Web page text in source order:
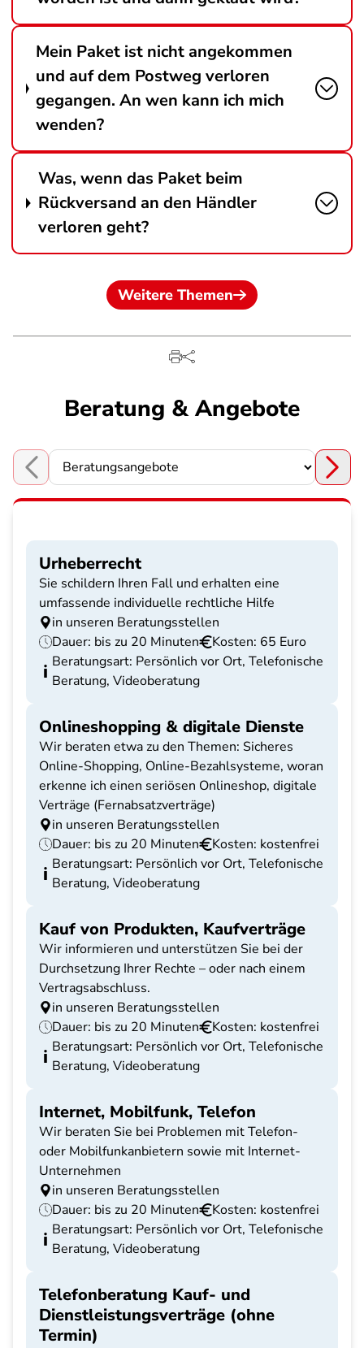
Mein Paket ist nicht angekommen
und auf dem Postweg verloren
gegangen. An wen kann ich mich
wenden?
Was, wenn das Paket beim
Rückversand an den Händler
verloren geht?
Weitere Themen
Beratung & Angebote
Choose a section
Urheberrecht
Sie schildern Ihren Fall und erhalten eine
umfassende individuelle rechtliche Hilfe
in unseren Beratungsstellen
Dauer: bis zu 20 Minuten
Kosten: 65 Euro
Beratungsart: Persönlich vor Ort, Telefonische
Beratung, Videoberatung
Onlineshopping & digitale Dienste
Wir beraten etwa zu den Themen: Sicheres
Online-Shopping, Online-Bezahlsysteme, woran
erkenne ich einen seriösen Onlineshop, digitale
Verträge (Fernabsatzverträge)
in unseren Beratungsstellen
Dauer: bis zu 20 Minuten
Kosten: kostenfrei
Beratungsart: Persönlich vor Ort, Telefonische
Beratung, Videoberatung
Kauf von Produkten, Kaufverträge
Wir informieren und unterstützen Sie bei der
Durchsetzung Ihrer Rechte – oder nach einem
Vertragsabschluss.
in unseren Beratungsstellen
Dauer: bis zu 20 Minuten
Kosten: kostenfrei
Beratungsart: Persönlich vor Ort, Telefonische
Beratung, Videoberatung
Internet, Mobilfunk, Telefon
Wir beraten Sie bei Problemen mit Telefon-
oder Mobilfunkanbietern sowie mit Internet-
Unternehmen
in unseren Beratungsstellen
Dauer: bis zu 20 Minuten
Kosten: kostenfrei
Beratungsart: Persönlich vor Ort, Telefonische
Beratung, Videoberatung
Telefonberatung Kauf- und
Dienstleistungsverträge (ohne
Termin)